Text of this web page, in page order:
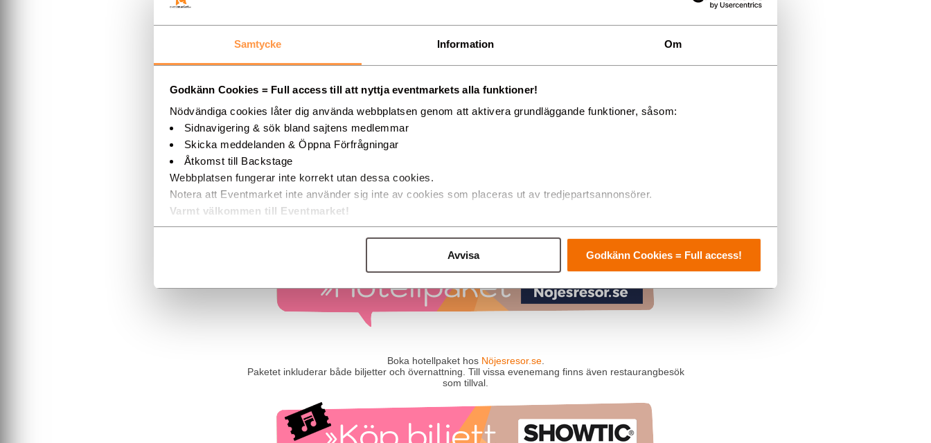
Samtycke Information Om
Godkänn Cookies = Full access till att nyttja eventmarkets alla funktioner!
Nödvändiga cookies låter dig använda webbplatsen genom att aktivera grundläggande funktioner, såsom:
Sidnavigering & sök bland sajtens medlemmar
Skicka meddelanden & Öppna Förfrågningar
Åtkomst till Backstage
Webbplatsen fungerar inte korrekt utan dessa cookies.
Notera att Eventmarket inte använder sig inte av cookies som placeras ut av tredjepartsannonsörer.
Varmt välkommen till Eventmarket!
Avvisa Godkänn Cookies = Full access!
Show
Wallmans i Stockholm
Öppet till 12 juni 2027
Köp endast biljetter HÄR!
Köp biljetter med Hotellpaket. HÄR!
Köp biljetter hos Showtic alt. hotellpaket hos Nöjesresor till Wallmans i Stockholm till 12 juni
2027.
Boka hotellpaket hos Nöjesresor.se.
Paketet inkluderar både biljetter och övernattning. Till vissa evenemang finns även restaurangbesök
som tillval.